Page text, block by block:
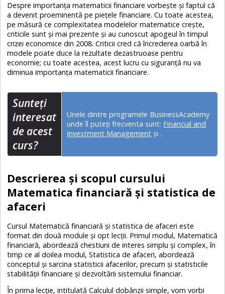
Despre importanța matematicii financiare vorbește și faptul că
a devenit proeminentă pe piețele financiare. Cu toate acestea,
pe măsură ce complexitatea modelelor matematice crește,
criticile sunt și mai prezente și au cunoscut apogeul în timpul
crizei economice din 2008. Criticii cred că încrederea oarbă în
modele poate duce la rezultate dezastruoase pentru
economie; cu toate acestea, acest lucru cu siguranță nu va
diminua importanța matematicii financiare.
Sunteţi
interesat
de acest
curs?
Unele dintre programele BusinessAcademy
unde îl puteți frecventa sunt: Financial and
Investment Management și .
Descrierea și scopul cursului
Matematica financiară și statistica de
afaceri
Cursul Matematică financiară și statistica de afaceri este
format din două module și opt lecții. Primul modul, Matematică
financiară, abordează chestiuni de interes simplu și complex, în
timp ce al doilea modul, Statistica de afaceri, abordează
conceptul și sarcina statisticii afacerilor, precum și statisticile
stabilității financiare și dezvoltării sistemului financiar.
În prima lecție, intitulată Calculul dobânzii simple, vom vorbi